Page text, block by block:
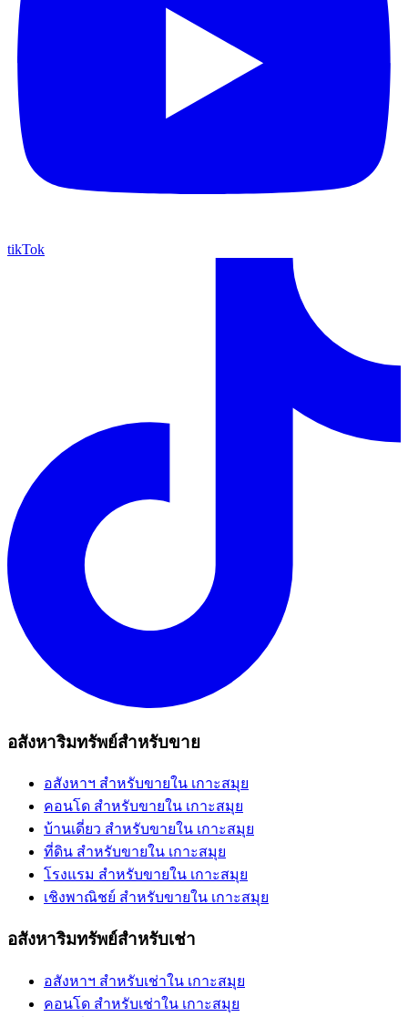
tikTok
อสังหาริมทรัพย์สำหรับขาย
อสังหาฯ สำหรับขายใน เกาะสมุย
คอนโด สำหรับขายใน เกาะสมุย
บ้านเดี่ยว สำหรับขายใน เกาะสมุย
ที่ดิน สำหรับขายใน เกาะสมุย
โรงแรม สำหรับขายใน เกาะสมุย
เชิงพาณิชย์ สำหรับขายใน เกาะสมุย
อสังหาริมทรัพย์สำหรับเช่า
อสังหาฯ สำหรับเช่าใน เกาะสมุย
คอนโด สำหรับเช่าใน เกาะสมุย